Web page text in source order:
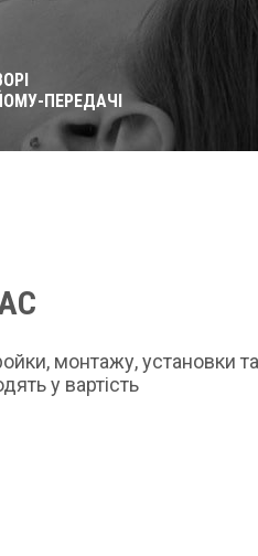
ПЕРЕДАЧІ
монтажу, установки
у вартість